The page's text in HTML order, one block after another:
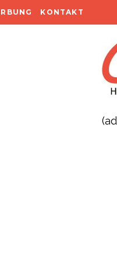
KONTAKT